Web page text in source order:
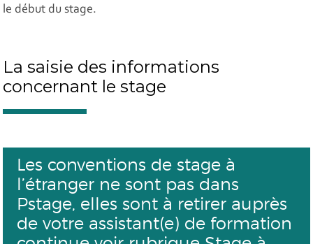
le début du stage.
La saisie des informations
concernant le stage
Les conventions de stage à
l’étranger ne sont pas dans
Pstage, elles sont à retirer auprès
de votre assistant(e) de formation